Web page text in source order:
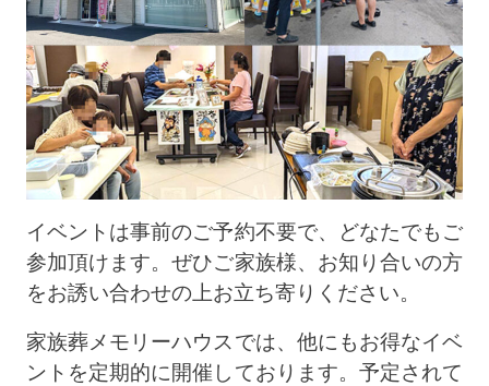
イベントは事前のご予約不要で、どなたでもご
参加頂けます。ぜひご家族様、お知り合いの方
をお誘い合わせの上お立ち寄りください。
家族葬メモリーハウスでは、他にもお得なイベ
ントを定期的に開催しております。予定されて